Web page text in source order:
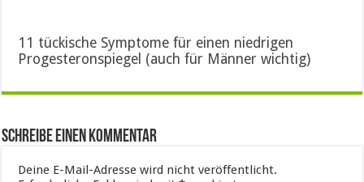
11 tückische Symptome für einen niedrigen
Progesteronspiegel (auch für Männer wichtig)
Schreibe einen Kommentar
Deine E-Mail-Adresse wird nicht veröffentlicht.